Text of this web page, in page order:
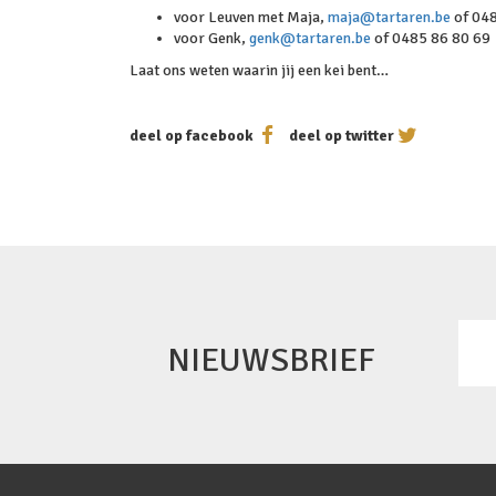
voor Leuven met Maja, maja@tartaren.be of
voor Genk, genk@tartaren.be of 0485 86 80 69
Laat ons weten waarin jij een kei bent…
deel op facebook deel op twitter
NIEUWSBRIEF